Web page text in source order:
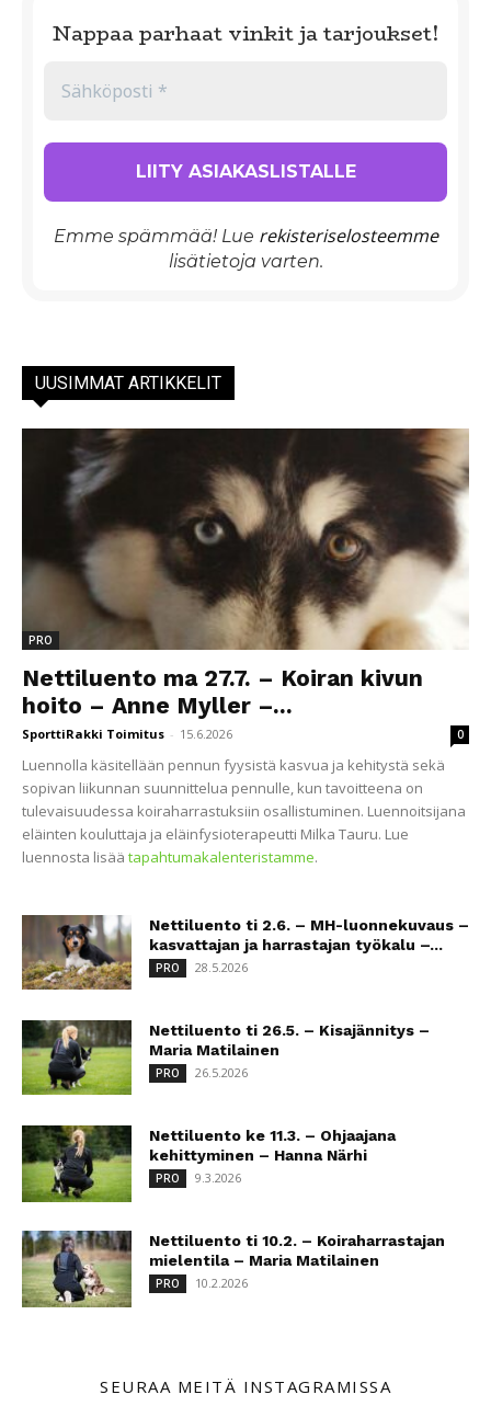
Nappaa parhaat vinkit ja tarjoukset!
Emme spämmää! Lue rekisteriselosteemme
lisätietoja varten.
UUSIMMAT ARTIKKELIT
PRO
Nettiluento ma 27.7. – Koiran kivun
hoito – Anne Myller –...
SporttiRakki Toimitus - 15.6.2026 0
Luennolla käsitellään pennun fyysistä kasvua ja kehitystä sekä
sopivan liikunnan suunnittelua pennulle, kun tavoitteena on
tulevaisuudessa koiraharrastuksiin osallistuminen. Luennoitsijana
eläinten kouluttaja ja eläinfysioterapeutti Milka Tauru. Lue
luennosta lisää tapahtumakalenteristamme.
Nettiluento ti 2.6. – MH-luonnekuvaus –
kasvattajan ja harrastajan työkalu –...
PRO 28.5.2026
Nettiluento ti 26.5. – Kisajännitys –
Maria Matilainen
PRO 26.5.2026
Nettiluento ke 11.3. – Ohjaajana
kehittyminen – Hanna Närhi
PRO 9.3.2026
Nettiluento ti 10.2. – Koiraharrastajan
mielentila – Maria Matilainen
PRO 10.2.2026
SEURAA MEITÄ INSTAGRAMISSA